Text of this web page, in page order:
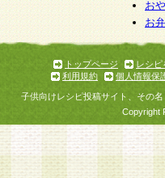
任意ですが、個人情報
は、当社のサービスの
の対応ができない場合
お
お
トップページ
レシピ
利用規約
個人情報保
子供向けレシピ投稿サイト、その
Copyright